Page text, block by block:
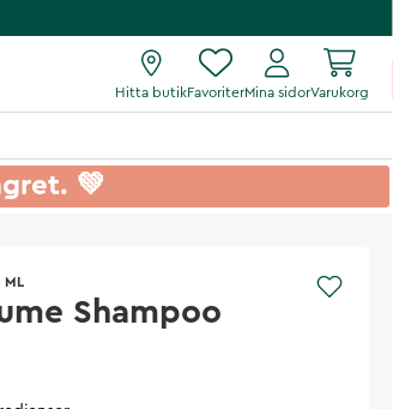
Hitta butikFavoriterMina sidorVarukorg
💚
ML
Shampoo